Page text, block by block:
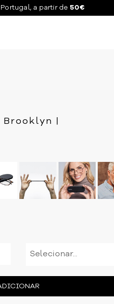
Portugal, a partir de 50€
|
Selecionar...